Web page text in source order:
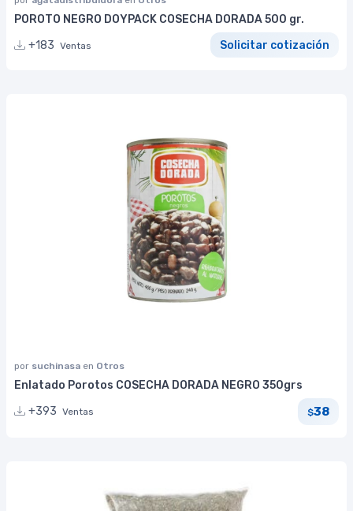
POROTO NEGRO DOYPACK COSECHA DORADA 500 gr.
+183 Ventas Solicitar cotización
por suchinasa en Otros
Enlatado Porotos COSECHA DORADA NEGRO 350grs
+393 Ventas $38